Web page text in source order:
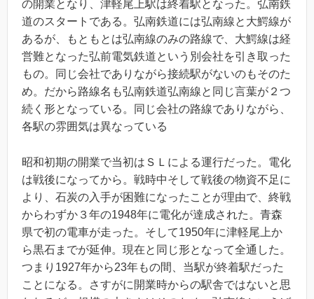
の開業となり、津軽尾上駅は終着駅となった。弘南鉄
道のスタートである。弘南鉄道には弘南線と大鰐線が
あるが、もともとは弘南線のみの路線で、大鰐線は経
営難となった弘前電気鉄道という別会社を引き取った
もの。同じ会社でありながら接続駅がないのもそのた
め。だから路線名も弘南鉄道弘南線と同じ言葉が２つ
続く形となっている。同じ会社の路線でありながら、
各駅の雰囲気は異なっている
昭和初期の開業で当初はＳＬによる運行だった。電化
は戦後になってから。戦時中そして戦後の物資不足に
より、石炭の入手が困難になったことが理由で、終戦
からわずか３年の1948年に電化が達成された。青森
県で初の電車が走った。そして1950年に津軽尾上か
ら黒石までが延伸。現在と同じ形となって全通した。
つまり1927年から23年もの間、当駅が終着駅だった
ことになる。さすがに開業時からの駅舎ではないと思